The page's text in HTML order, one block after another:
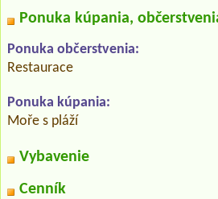
Ponuka kúpania,
Ponuka občerstvenia:
Restaurace
Ponuka kúpania:
Moře s pláží
Vybavenie
Cenník